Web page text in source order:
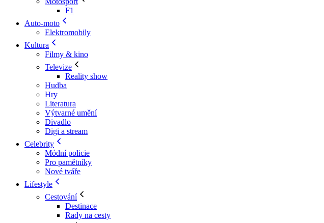
F1
Auto-moto
Elektromobily
Kultura
Filmy & kino
Televize
Reality show
Hudba
Hry
Literatura
Výtvarné umění
Divadlo
Digi a stream
Celebrity
Módní policie
Pro pamětníky
Nové tváře
Lifestyle
Cestování
Destinace
Rady na cesty